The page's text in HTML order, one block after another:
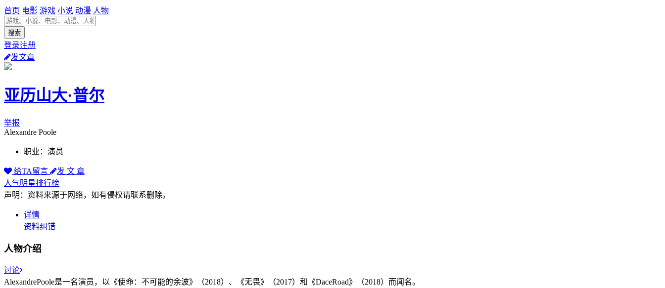
首页 电影 游戏 小说 动漫 人物
登录注册
发文章
亚历山大·普尔
举报
Alexandre Poole
职业：演员
给TA留言
发 文 章
人气明星排行榜
声明：资料来源于网络，如有侵权请联系删除。
详情
资料纠错
人物介绍
讨论
AlexandrePoole是一名演员，以《使命：不可能的余波》（2018）、《无畏》（2017）和《DaceRoad》（2018）而闻名。